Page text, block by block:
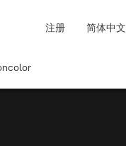
注册 简体中文